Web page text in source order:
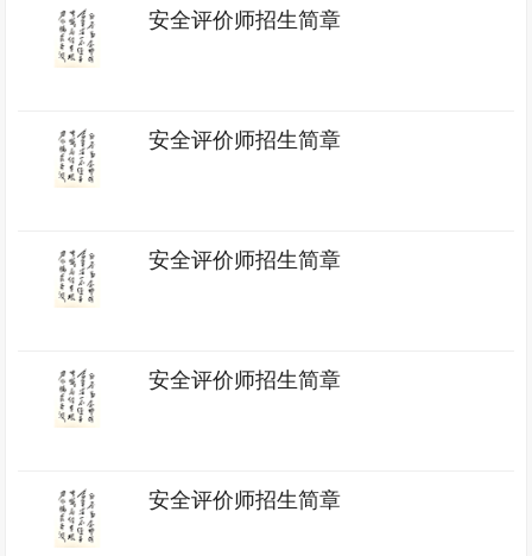
安全评价师招生简章
安全评价师招生简章
安全评价师招生简章
安全评价师招生简章
安全评价师招生简章